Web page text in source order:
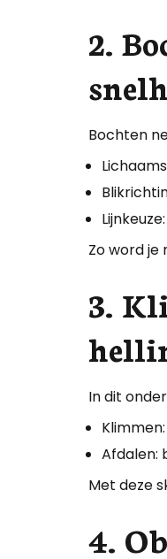
2.
Bochten
Zo word je
3.
In dit
Afdalen:
Met deze
4.